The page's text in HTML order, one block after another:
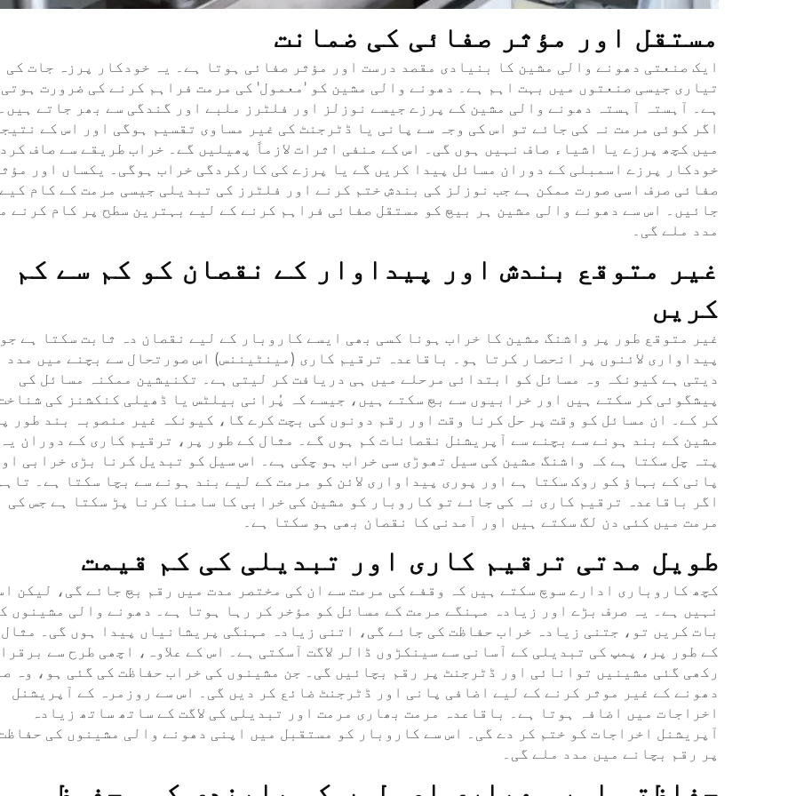
مستقل اور مؤثر صفائی کی ضمانت
ایک صنعتی دھونے والی مشین کا بنیادی مقصد درست اور مؤثر صفائی ہوتا ہے۔ یہ خودکار پرزہ جات کی
تیاری جیسی صنعتوں میں بہت اہم ہے۔ دھونے والی مشین کو 'معمول' کی مرمت فراہم کرنے کی ضرورت ہوتی
ہے۔ آہستہ آہستہ دھونے والی مشین کے پرزے جیسے نوزلز اور فلٹرز ملبے اور گندگی سے بھر جاتے ہیں۔
اگر کوئی مرمت نہ کی جائے تو اس کی وجہ سے پانی یا ڈٹرجنٹ کی غیر مساوی تقسیم ہوگی اور اس کے
میں کچھ پرزے یا اشیاء صاف نہیں ہوں گی۔ اس کے منفی اثرات لازماً پھیلیں گے۔ خراب طریقے سے صاف کردہ
خودکار پرزے اسمبلی کے دوران مسائل پیدا کریں گے یا پرزے کی کارکردگی خراب ہوگی۔ یکساں اور
صفائی صرف اسی صورت ممکن ہے جب نوزلز کی بندش ختم کرنے اور فلٹرز کی تبدیلی جیسی مرمت کے کام کیے
جائیں۔ اس سے دھونے والی مشین ہر بیچ کو مستقل صفائی فراہم کرنے کے لیے بہترین سطح پر کام کرنے
مدد ملے گی۔
غیر متوقع بندش اور پیداوار کے نقصان کو کم سے کم
کریں
غیر متوقع طور پر واشنگ مشین کا خراب ہونا کسی بھی ایسے کاروبار کے لیے نقصان دہ ثابت سکتا ہے جو
پیداواری لائنوں پر انحصار کرتا ہو۔ باقاعدہ ترقیم کاری (مینٹیننس) اس صورتحال سے بچنے میں مدد
دیتی ہے کیونکہ وہ مسائل کو ابتدائی مرحلے میں ہی دریافت کر لیتی ہے۔ تکنیشین ممکنہ مسائل کی
پیشگوئی کر سکتے ہیں اور خرابیوں سے بچ سکتے ہیں، جیسے کہ پُرانی بیلٹس یا ڈھیلی کنکشنز کی
کر کے۔ ان مسائل کو وقت پر حل کرنا وقت اور رقم دونوں کی بچت کرے گا، کیونکہ غیر منصوبہ بند طور
مشین کے بند ہونے سے بچنے سے آپریشنل نقصانات کم ہوں گے۔ مثال کے طور پر، ترقیم کاری کے دوران یہ
پتہ چل سکتا ہے کہ واشنگ مشین کی سیل تھوڑی سی خراب ہو چکی ہے۔ اس سیل کو تبدیل کرنا بڑی خرابی
پانی کے بہاؤ کو روک سکتا ہے اور پوری پیداواری لائن کو مرمت کے لیے بند ہونے سے بچا سکتا ہے۔
اگر باقاعدہ ترقیم کاری نہ کی جائے تو کاروبار کو مشین کی خرابی کا سامنا کرنا پڑ سکتا ہے جس کی
مرمت میں کئی دن لگ سکتے ہیں اور آمدنی کا نقصان بھی ہو سکتا ہے۔
طویل مدتی ترقیم کاری اور تبدیلی کی کم قیمت
کچھ کاروباری ادارے سوچ سکتے ہیں کہ وقفے کی مرمت سے ان کی مختصر مدت میں رقم بچ جائے گی، لیکن
نہیں ہے۔ یہ صرف بڑے اور زیادہ مہنگے مرمت کے مسائل کو مؤخر کر رہا ہوتا ہے۔ دھونے والی مشینوں
بات کریں تو، جتنی زیادہ خراب حفاظت کی جائے گی، اتنی زیادہ مہنگی پریشانیاں پیدا ہوں گی۔ مثال
کے طور پر، پمپ کی تبدیلی کے آسانی سے سینکڑوں ڈالر لاگت آسکتی ہے۔ اس کے علاوہ، اچھی طرح سے
رکھی گئی مشینیں توانائی اور ڈٹرجنٹ پر رقم بچائیں گی۔ جن مشینوں کی خراب حفاظت کی گئی ہو، وہ
دھونے کے غیر موثر کرنے کے لیے اضافی پانی اور ڈٹرجنٹ ضائع کر دیں گی۔ اس سے روزمرہ کے آپریشنل
اخراجات میں اضافہ ہوتا ہے۔ باقاعدہ مرمت بھاری مرمت اور تبدیلی کی لاگت کے ساتھ ساتھ زیادہ
آپریشنل اخراجات کو ختم کر دے گی۔ اس سے کاروبار کو مستقبل میں اپنی دھونے والی مشینوں کی
پر رقم بچانے میں مدد ملے گی۔